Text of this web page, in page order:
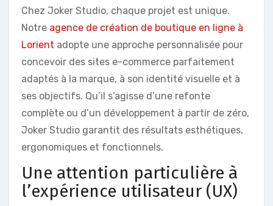
Chez Joker Studio, chaque projet est unique.
Notre agence de création de boutique en ligne à
Lorient adopte une approche personnalisée pour
concevoir des sites e-commerce parfaitement
adaptés à la marque, à son identité visuelle et à
ses objectifs. Qu’il s’agisse d’une refonte
complète ou d’un développement à partir de zéro,
Joker Studio garantit des résultats esthétiques,
ergonomiques et fonctionnels.
Une attention particulière à
l’expérience utilisateur (UX)